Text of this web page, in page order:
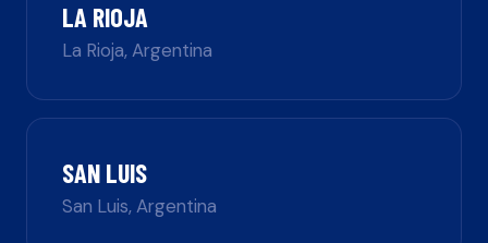
LA RIOJA
La Rioja,Argentina
SAN LUIS
San Luis,Argentina